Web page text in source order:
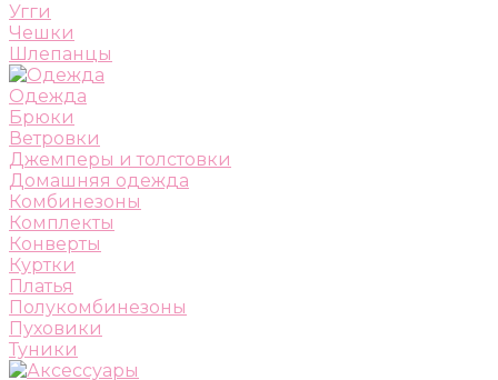
Угги
Чешки
Шлепанцы
Одежда
Брюки
Ветровки
Джемперы и толстовки
Домашняя одежда
Комбинезоны
Комплекты
Конверты
Куртки
Платья
Полукомбинезоны
Пуховики
Туники